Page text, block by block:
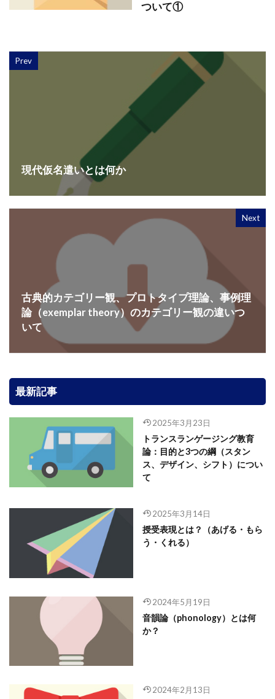
ついて①
Prev
現代仮名遣いとは何か
Next
古典的カテゴリー観、プロトタイプ理論、事例理
論（exemplar theory）のカテゴリー観の違いつ
いて
最新記事
2025年3月23日
トランスランゲージング教育
論：目的と3つの綱（スタン
ス、デザイン、シフト）につい
て
2025年3月14日
授受表現とは？（あげる・もら
う・くれる）
2024年5月19日
音韻論（phonology）とは何
か？
2024年2月13日